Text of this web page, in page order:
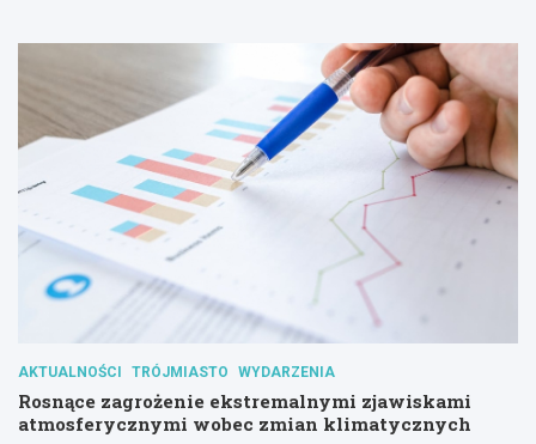
AKTUALNOŚCI TRÓJMIASTO WYDARZENIA
Rosnące zagrożenie ekstremalnymi zjawiskami
atmosferycznymi wobec zmian klimatycznych